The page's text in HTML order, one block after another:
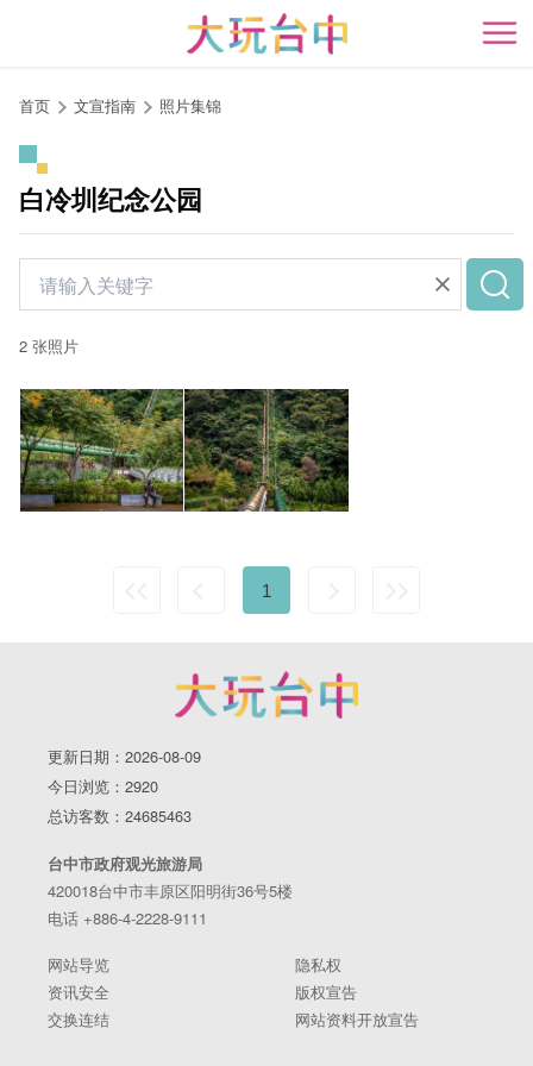
开
首页 文宣指南 照片集锦
白冷圳纪念公园
2 张照片
1
更新日期：2026-08-09
今日浏览：2920
总访客数：24685463
台中市政府观光旅游局
420018台中市丰原区阳明街36号5楼
电话 +886-4-2228-9111
网站导览
隐私权
资讯安全
版权宣告
交换连结
网站资料开放宣告